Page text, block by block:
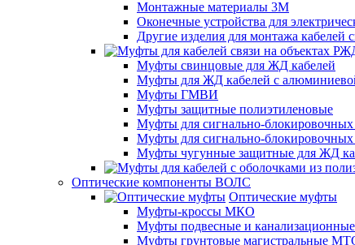
Монтажные материалы 3M
Оконечные устройства для
Другие изделия для монтажа кабелей
Муфты свинцовые для ЖД кабелей
Муфты для ЖД кабелей с
Муфты ГМВИ
Муфты защитные полиэтиленовые
Муфты для сигнально-блокировочных
Муфты для сигнально-
Муфты чугунные защитные для ЖД
Оптические компоненты ВОЛС
Оптические муфты
Муфты-кроссы МКО
Муфты подвесные и
Муфты грунтовые магистральные